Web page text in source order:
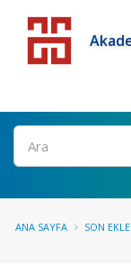
ANA SAYFA SON